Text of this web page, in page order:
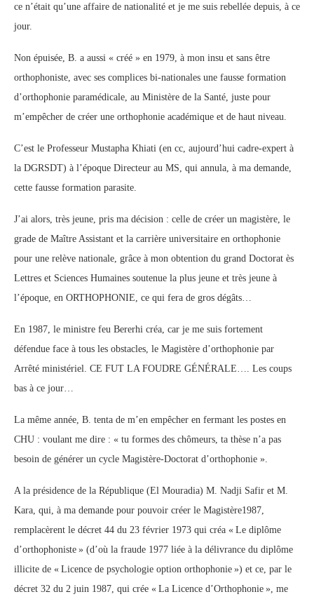
ce n’était qu’une affaire de nationalité et je me suis rebellée depuis, à ce
jour.
Non épuisée, B. a aussi « créé » en 1979, à mon insu et sans être
orthophoniste, avec ses complices bi-nationales une fausse formation
d’orthophonie paramédicale, au Ministère de la Santé, juste pour
m’empêcher de créer une orthophonie académique et de haut niveau.
C’est le Professeur Mustapha Khiati (en cc, aujourd’hui cadre-expert à
la DGRSDT) à l’époque Directeur au MS, qui annula, à ma demande,
cette fausse formation parasite.
J’ai alors, très jeune, pris ma décision : celle de créer un magistère, le
grade de Maître Assistant et la carrière universitaire en orthophonie
pour une relève nationale, grâce à mon obtention du grand Doctorat ès
Lettres et Sciences Humaines soutenue la plus jeune et très jeune à
l’époque, en ORTHOPHONIE, ce qui fera de gros dégâts…
En 1987, le ministre feu Bererhi créa, car je me suis fortement
défendue face à tous les obstacles, le Magistère d’orthophonie par
Arrêté ministériel. CE FUT LA FOUDRE GÉNÉRALE…. Les coups
bas à ce jour…
La même année, B. tenta de m’en empêcher en fermant les postes en
CHU : voulant me dire : « tu formes des chômeurs, ta thèse n’a pas
besoin de générer un cycle Magistère-Doctorat d’orthophonie ».
A la présidence de la République (El Mouradia) M. Nadji Safir et M.
Kara, qui, à ma demande pour pouvoir créer le Magistère1987,
remplacèrent le décret 44 du 23 février 1973 qui créa « Le diplôme
d’orthophoniste » (d’où la fraude 1977 liée à la délivrance du diplôme
illicite de « Licence de psychologie option orthophonie ») et ce, par le
décret 32 du 2 juin 1987, qui crée « La Licence d’Orthophonie », me